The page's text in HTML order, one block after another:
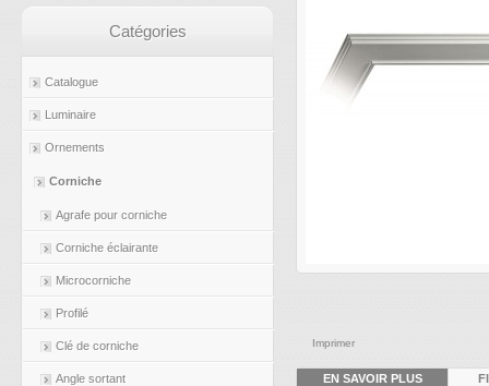
Catégories
Catalogue
Luminaire
Ornements
Corniche
Agrafe pour corniche
Corniche éclairante
Microcorniche
Profilé
Clé de corniche
Angle sortant
Imprimer
EN SAVOIR PLUS